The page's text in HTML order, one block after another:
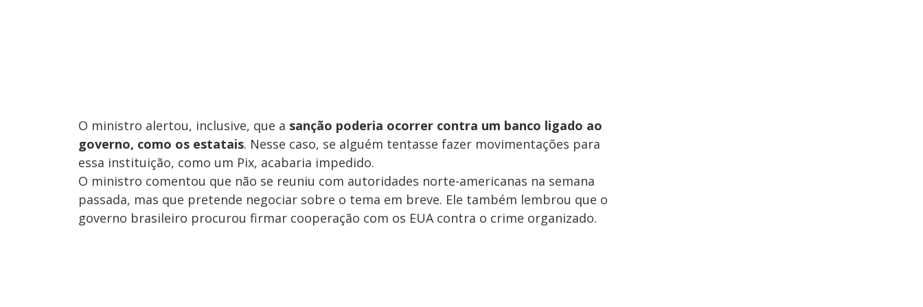
d
e
o
O ministro alertou, inclusive, que a sanção poderia ocorrer contra um banco ligado ao
governo, como os estatais. Nesse caso, se alguém tentasse fazer movimentações para
essa instituição, como um Pix, acabaria impedido.
O ministro comentou que não se reuniu com autoridades norte-americanas na semana
passada, mas que pretende negociar sobre o tema em breve. Ele também lembrou que o
governo brasileiro procurou firmar cooperação com os EUA contra o crime organizado.